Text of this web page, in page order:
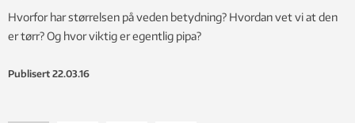
Hvorfor har størrelsen på veden betydning? Hvordan vet vi at den
er tørr? Og hvor viktig er egentlig pipa?
Publisert 22.03.16